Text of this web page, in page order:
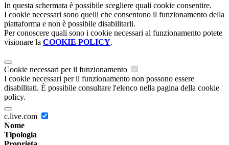
In questa schermata è possibile scegliere quali cookie consentire.
I cookie necessari sono quelli che consentono il funzionamento della
piattaforma e non è possibile disabilitarli.
Per conoscere quali sono i cookie necessari al funzionamento potete
visionare la COOKIE POLICY.
Cookie necessari per il funzionamento
I cookie necessari per il funzionamento non possono essere
disabilitati. È possibile consultare l'elenco nella pagina della cookie
policy.
c.live.com
Nome
Tipologia